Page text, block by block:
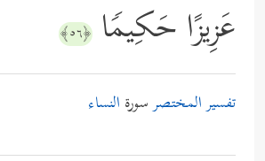
عَزِیزًا حَكِیمࣰا ﴿٥٦﴾
تفسير المختصرسورة النساء